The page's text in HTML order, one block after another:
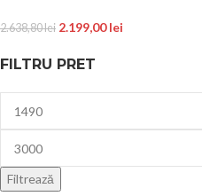
FILTRU PRET
Filtrează
2.638,80lei 2.199,00lei